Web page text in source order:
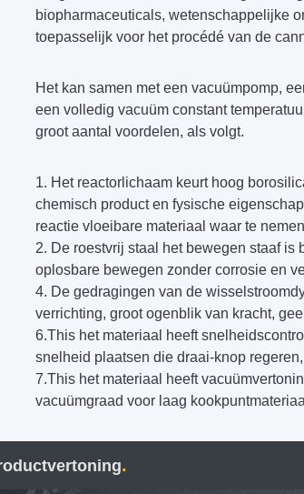
biopharmaceuticals, wetenschappelijke
toepasselijk voor het procédé van de
Het kan samen met een vacuümpomp,
een volledig vacuüm constant
groot aantal voordelen, als volgt.
1. Het reactorlichaam keurt hoog
chemisch product en fysische
reactie vloeibare materiaal waar te
2. De roestvrij staal het bewegen staaf
oplosbare bewegen zonder corrosie en
4. De gedragingen van de
verrichting, groot ogenblik van kracht,
6.This het materiaal heeft
snelheid plaatsen die draai-knop
7.This het materiaal heeft
vacuümgraad voor laag
.